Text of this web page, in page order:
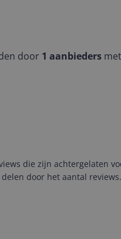
door 1 aanbiedersmet
die zijn achtergelaten
door het aantal reviews.